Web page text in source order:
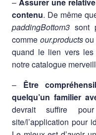
– Assurer une
contenu. De même
paddingBottom3 sont
comme our.productsou
quand le lien vers les
notre catalogue
– Être
quelqu’un familier
devrait suffire
site/l’application pour